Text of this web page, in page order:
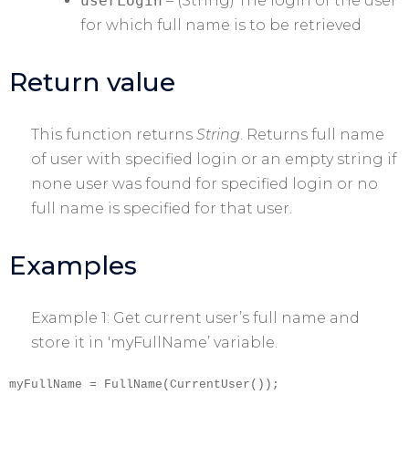
for which full name is to be retrieved
Return value
This function returns String. Returns full name
of user with specified login or an empty string if
none user was found for specified login or no
full name is specified for that user.
Examples
Example 1: Get current user’s full name and
store it in 'myFullName’ variable.
myFullName = FullName(CurrentUser());